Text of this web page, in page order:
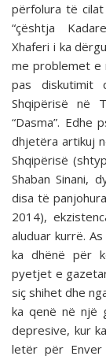
përfolura të
“çështja
Xhaferi i ka
me problemet e
pas diskutimit
Shqipërisë në
“Dasma”.
dhjetëra artikuj
Shqipërisë
Shaban Sinani,
disa të
2014),
aluduar kurrë.
ka dhënë për
pyetjet e
siç shihet dhe
ka qenë në një
depresive, kur
letër për